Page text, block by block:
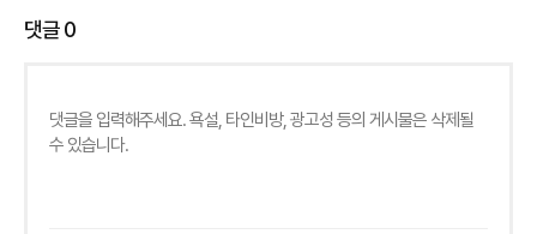
댓글0